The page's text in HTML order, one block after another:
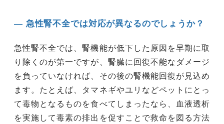
― 急性腎不全では対応が異なるのでしょうか？
急性腎不全では、腎機能が低下した原因を早期に取
り除くのが第一ですが、腎臓に回復不能なダメージ
を負っていなければ、その後の腎機能回復が見込め
ます。たとえば、タマネギやユリなどペットにとっ
て毒物となるものを食べてしまったなら、血液透析
を実施して毒素の排出を促すことで救命を図る方法